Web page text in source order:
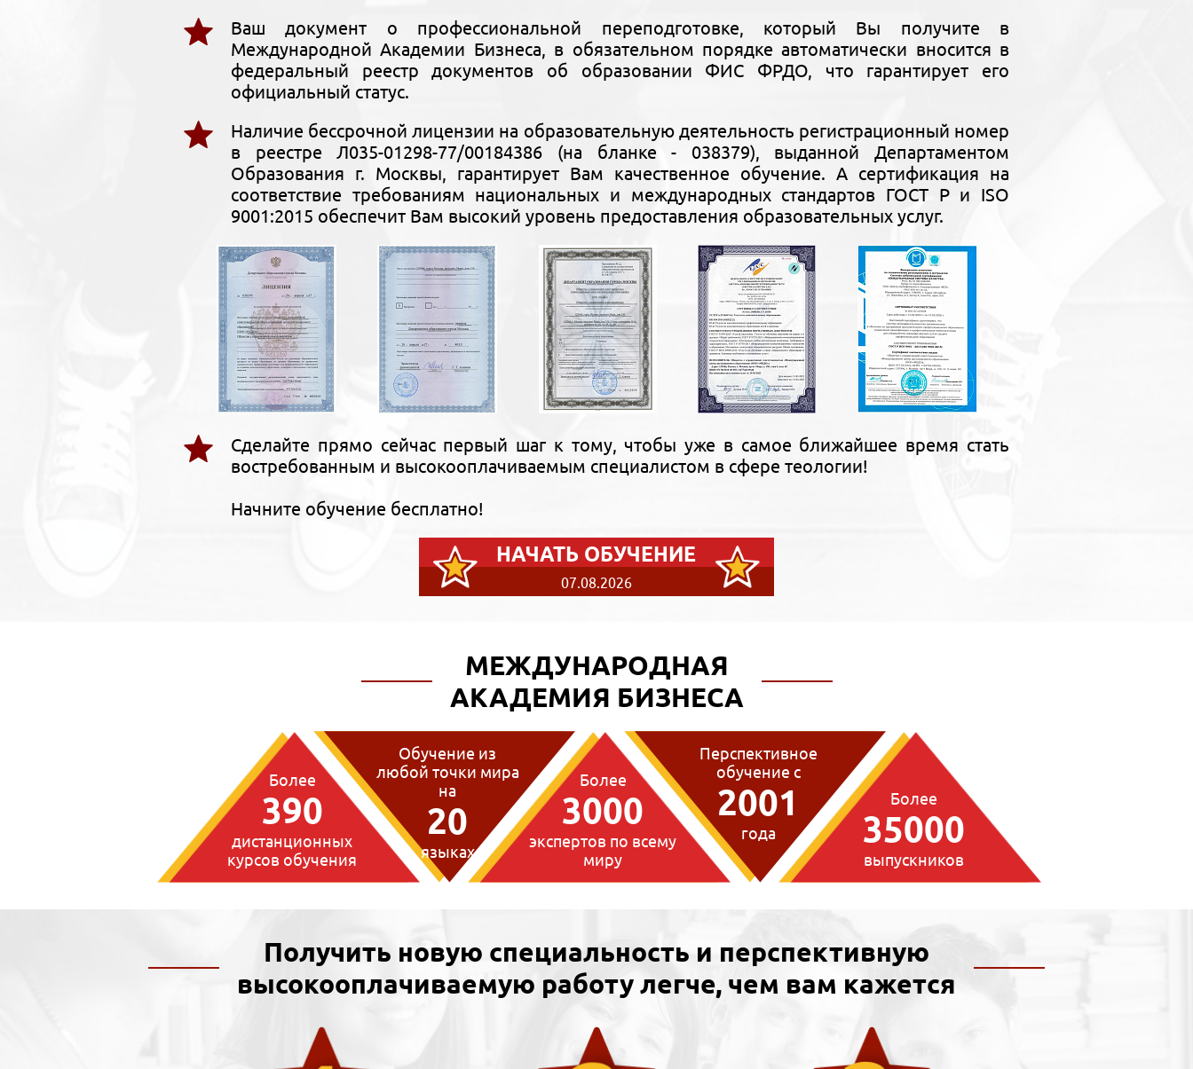
Ваш документ о профессиональной переподготовке, который Вы получите в
Международной Академии Бизнеса, в обязательном порядке автоматически вносится в
федеральный реестр документов об образовании ФИС ФРДО, что гарантирует его
официальный статус.
Наличие бессрочной лицензии на образовательную деятельность регистрационный номер
в реестре Л035-01298-77/00184386 (на бланке - 038379), выданной Департаментом
Образования г. Москвы, гарантирует Вам качественное обучение. А сертификация на
соответствие требованиям национальных и международных стандартов ГОСТ Р и ISO
9001:2015 обеспечит Вам высокий уровень предоставления образовательных услуг.
Сделайте прямо сейчас первый шаг к тому, чтобы уже в самое ближайшее время стать
востребованным и высокооплачиваемым специалистом в сфере теологии!
Начните обучение бесплатно!
НАЧАТЬ ОБУЧЕНИЕ
07.08.2026
МЕЖДУНАРОДНАЯ
АКАДЕМИЯ БИЗНЕСА
Более
390
дистанционных
курсов обучения
Обучение из
любой точки мира
на
20
языках
Более
3000
экспертов по всему
миру
Перспективное
обучение с
2001
года
Более
35000
выпускников
Получить новую специальность и перспективную
высокооплачиваемую работу легче, чем вам кажется